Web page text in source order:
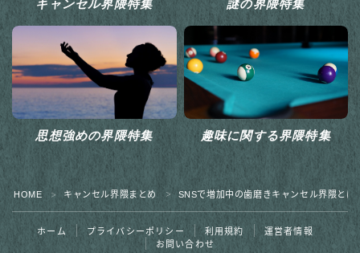
キャンセル界隈特集 謎の界隈特集
思想強めの界隈特集 趣味に関する界隈特集
HOME ＞ キャンセル界隈まとめ ＞ SNSで増加中の歯磨きキャンセル界隈とは
ホーム プライバシーポリシー 利用規約
運営者情報
お問い合わせ